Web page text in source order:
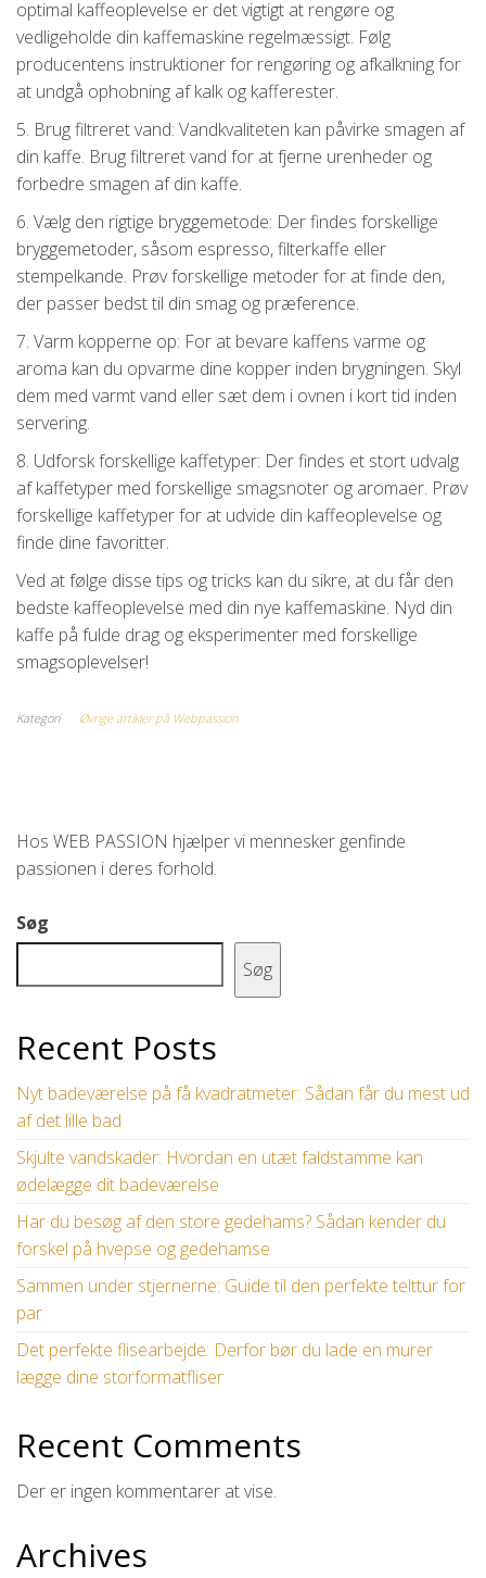
optimal kaffeoplevelse er det vigtigt at rengøre og
vedligeholde din kaffemaskine regelmæssigt. Følg
producentens instruktioner for rengøring og afkalkning for
at undgå ophobning af kalk og kafferester.
5. Brug filtreret vand: Vandkvaliteten kan påvirke smagen af
din kaffe. Brug filtreret vand for at fjerne urenheder og
forbedre smagen af din kaffe.
6. Vælg den rigtige bryggemetode: Der findes forskellige
bryggemetoder, såsom espresso, filterkaffe eller
stempelkande. Prøv forskellige metoder for at finde den,
der passer bedst til din smag og præference.
7. Varm kopperne op: For at bevare kaffens varme og
aroma kan du opvarme dine kopper inden brygningen. Skyl
dem med varmt vand eller sæt dem i ovnen i kort tid inden
servering.
8. Udforsk forskellige kaffetyper: Der findes et stort udvalg
af kaffetyper med forskellige smagsnoter og aromaer. Prøv
forskellige kaffetyper for at udvide din kaffeoplevelse og
finde dine favoritter.
Ved at følge disse tips og tricks kan du sikre, at du får den
bedste kaffeoplevelse med din nye kaffemaskine. Nyd din
kaffe på fulde drag og eksperimenter med forskellige
smagsoplevelser!
Kategori Øvrige artikler på Webpassion
Hos WEB PASSION hjælper vi mennesker genfinde
passionen i deres forhold.
Søg
Søg
Recent Posts
Nyt badeværelse på få kvadratmeter: Sådan får du mest ud
af det lille bad
Skjulte vandskader: Hvordan en utæt faldstamme kan
ødelægge dit badeværelse
Har du besøg af den store gedehams? Sådan kender du
forskel på hvepse og gedehamse
Sammen under stjernerne: Guide til den perfekte telttur for
par
Det perfekte flisearbejde: Derfor bør du lade en murer
lægge dine storformatfliser
Recent Comments
Der er ingen kommentarer at vise.
Archives